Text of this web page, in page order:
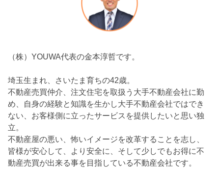
（株）YOUWA代表の金本淳哲です。
埼玉生まれ、さいたま育ちの42歳。
不動産売買仲介、注文住宅を取扱う大手不動産会社に勤
め、自身の経験と知識を生かし大手不動産会社ではでき
ない、お客様側に立ったサービスを提供したいと思い独
立。
不動産屋の悪い、怖いイメージを改革することを志し、
皆様が安心して、より安全に、そして少しでもお得に不
動産売買が出来る事を目指している不動産会社です。